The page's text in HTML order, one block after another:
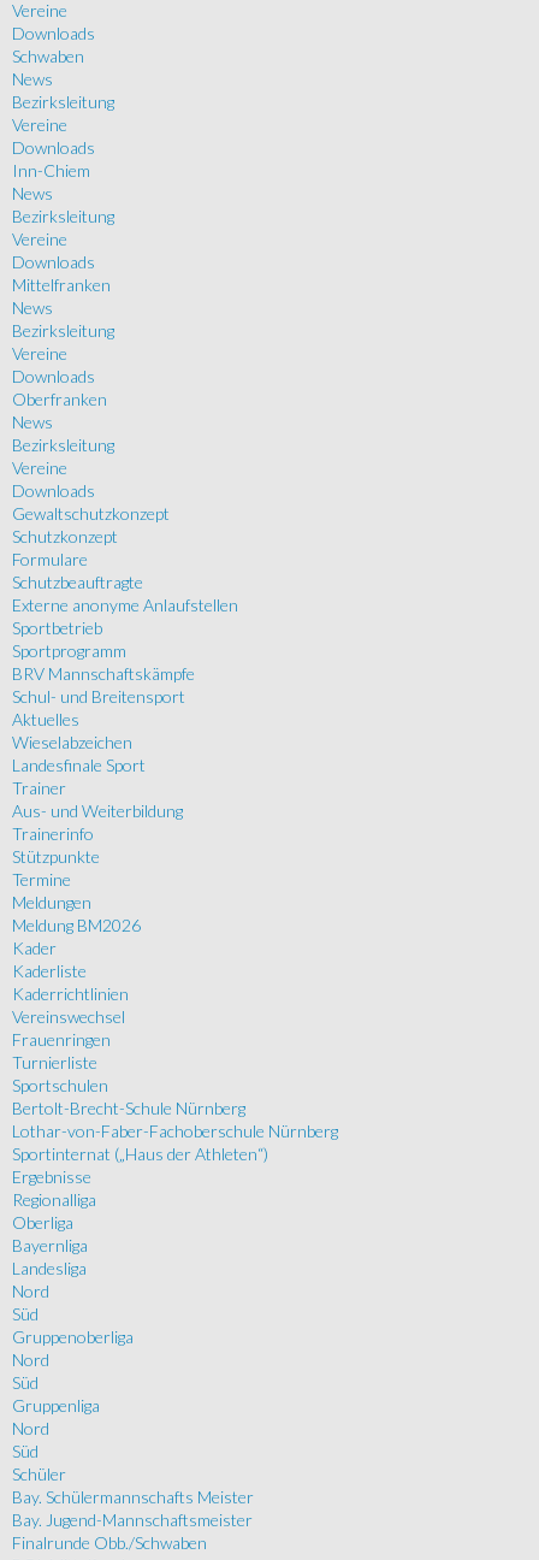
Vereine
Downloads
Schwaben
News
Bezirksleitung
Vereine
Downloads
Inn-Chiem
News
Bezirksleitung
Vereine
Downloads
Mittelfranken
News
Bezirksleitung
Vereine
Downloads
Oberfranken
News
Bezirksleitung
Vereine
Downloads
Gewaltschutzkonzept
Schutzkonzept
Formulare
Schutzbeauftragte
Externe anonyme Anlaufstellen
Sportbetrieb
Sportprogramm
BRV Mannschaftskämpfe
Schul- und Breitensport
Aktuelles
Wieselabzeichen
Landesfinale Sport
Trainer
Aus- und Weiterbildung
Trainerinfo
Stützpunkte
Termine
Meldungen
Meldung BM2026
Kader
Kaderliste
Kaderrichtlinien
Vereinswechsel
Frauenringen
Turnierliste
Sportschulen
Bertolt-Brecht-Schule Nürnberg
Lothar-von-Faber-Fachoberschule Nürnberg
Sportinternat („Haus der Athleten“)
Ergebnisse
Regionalliga
Oberliga
Bayernliga
Landesliga
Nord
Süd
Gruppenoberliga
Nord
Süd
Gruppenliga
Nord
Süd
Schüler
Bay. Schülermannschafts Meister
Bay. Jugend-Mannschaftsmeister
Finalrunde Obb./Schwaben